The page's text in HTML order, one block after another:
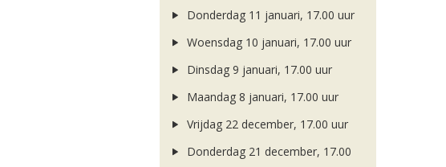
Donderdag 11 januari, 17.00 uur
Woensdag 10 januari, 17.00 uur
Dinsdag 9 januari, 17.00 uur
Maandag 8 januari, 17.00 uur
Vrijdag 22 december, 17.00 uur
Donderdag 21 december, 17.00